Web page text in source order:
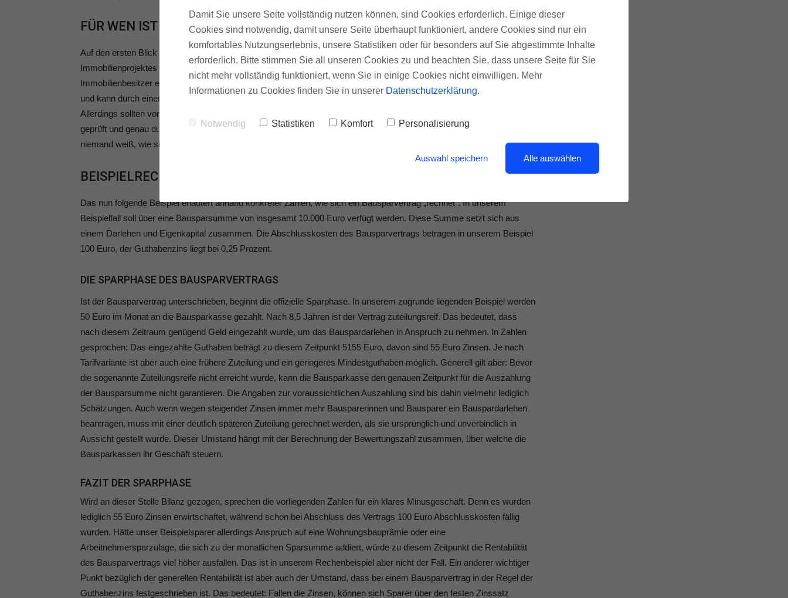
FÜR WEN IST ALSO EIN BAUSPARVERTRAG SINNVOLL?
Auf den ersten Blick scheinen die derzeit niedrigen Zinsen eines Bausparvertrags die Finanzierung eines
Immobilienprojektes mit Bausparen attraktiv zu machen. Auch grundsätzlich und in der Theorie ist es nie verkehrt, als
Immobilienbesitzer einen Bausparvertrag in der Hinterhand zu haben. Man weiß schließlich nie, was die Zukunft bringt,
und kann durch einen Bausparvertrag bei Bedarf relativ schnell finanzielle Liquidität zu planbaren Kosten erlangen.
Allerdings sollten vor dem Abschluss eines neuen Vertrages immer auch andere Finanzierungsmöglichkeiten sorgfältig
geprüft und genau durchgerechnet werden. Denn: Eine hundert Prozent sichere Empfehlung gibt es nicht, weil eben
niemand weiß, wie sich die Zinsen in der Zukunft entwickeln werden.
BEISPIELRECHNUNG BAUSPARVERTRAG
Das nun folgende Beispiel erläutert anhand konkreter Zahlen, wie sich ein Bausparvertrag „rechnet“. In unserem
Beispielfall soll über eine Bausparsumme von insgesamt 10.000 Euro verfügt werden. Diese Summe setzt sich aus
einem Darlehen und Eigenkapital zusammen. Die Abschlusskosten des Bausparvertrags betragen in unserem Beispiel
100 Euro, der Guthabenzins liegt bei 0,25 Prozent.
DIE SPARPHASE DES BAUSPARVERTRAGS
Ist der Bausparvertrag unterschrieben, beginnt die offizielle Sparphase. In unserem zugrunde liegenden Beispiel werden
50 Euro im Monat an die Bausparkasse gezahlt. Nach 8,5 Jahren ist der Vertrag zuteilungsreif. Das bedeutet, dass
nach diesem Zeitraum genügend Geld eingezahlt wurde, um das Bauspardarlehen in Anspruch zu nehmen. In Zahlen
gesprochen: Das eingezahlte Guthaben beträgt zu diesem Zeitpunkt 5155 Euro, davon sind 55 Euro Zinsen. Je nach
Tarifvariante ist aber auch eine frühere Zuteilung und ein geringeres Mindestguthaben möglich. Generell gilt aber: Bevor
die sogenannte Zuteilungsreife nicht erreicht wurde, kann die Bausparkasse den genauen Zeitpunkt für die Auszahlung
der Bausparsumme nicht garantieren. Die Angaben zur voraussichtlichen Auszahlung sind bis dahin vielmehr lediglich
Schätzungen. Auch wenn wegen steigender Zinsen immer mehr Bausparerinnen und Bausparer ein Bauspardarlehen
beantragen, muss mit einer deutlich späteren Zuteilung gerechnet werden, als sie ursprünglich und unverbindlich in
Aussicht gestellt wurde. Dieser Umstand hängt mit der Berechnung der Bewertungszahl zusammen, über welche die
Bausparkassen ihr Geschäft steuern.
FAZIT DER SPARPHASE
Wird an dieser Stelle Bilanz gezogen, sprechen die vorliegenden Zahlen für ein klares Minusgeschäft. Denn es wurden
lediglich 55 Euro Zinsen erwirtschaftet, während schon bei Abschluss des Vertrags 100 Euro Abschlusskosten fällig
wurden. Hätte unser Beispielsparer allerdings Anspruch auf eine Wohnungsbauprämie oder eine
Arbeitnehmersparzulage, die sich zu der monatlichen Sparsumme addiert, würde zu diesem Zeitpunkt die Rentabilität
des Bausparvertrags viel höher ausfallen. Das ist in unserem Rechenbeispiel aber nicht der Fall. Ein anderer wichtiger
Punkt bezüglich der generellen Rentabilität ist aber auch der Umstand, dass bei einem Bausparvertrag in der Regel der
Guthabenzins festgeschrieben ist. Das bedeutet: Fallen die Zinsen, können sich Sparer über den festen Zinssatz
Damit Sie unsere Seite vollständig nutzen können, sind Cookies erforderlich. Einige dieser
Cookies sind notwendig, damit unsere Seite überhaupt funktioniert, andere Cookies sind nur ein
komfortables Nutzungserlebnis, unsere Statistiken oder für besonders auf Sie abgestimmte Inhalte
erforderlich. Bitte stimmen Sie all unseren Cookies zu und beachten Sie, dass unsere Seite für Sie
nicht mehr vollständig funktioniert, wenn Sie in einige Cookies nicht einwilligen. Mehr
Informationen zu Cookies finden Sie in unserer Datenschutzerklärung.
Notwendig Statistiken Komfort Personalisierung
Auswahl speichern Alle auswählen